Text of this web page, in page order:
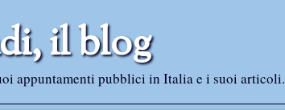
il blog
appuntamenti pubblici in Italia e i suoi articoli.